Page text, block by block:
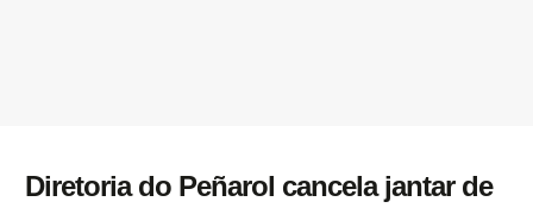
Diretoria do Peñarol cancela jantar de